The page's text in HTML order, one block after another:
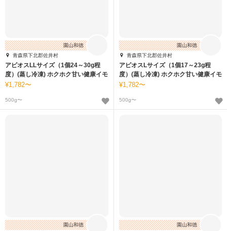
アピオスLLサイズ（1個24～30g程
度）(蒸し冷凍) ホクホク甘い健康イモ
1,782〜
500g〜
園山和徳
青森県下北郡佐井村
アピオスLサイズ（1個17～23g程
度）(蒸し冷凍) ホクホク甘い健康イモ
1,782〜
500g〜
園山和徳
青森県下北郡佐井村
園山和徳
園山和徳